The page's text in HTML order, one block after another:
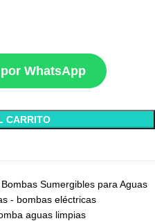
WhatsApp
CARRITO
Bombas Sumergibles para Aguas
- bombas eléctricas
aguas limpias